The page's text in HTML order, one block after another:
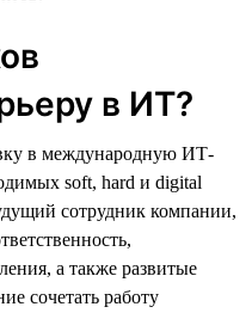
в ИТ?
в международную ИТ-
soft, hard и digital
сотрудник компании,
а также развитые
сочетать работу